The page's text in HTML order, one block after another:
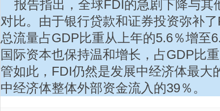
报告指出，全球FDI的急剧下降与其
对比。由于银行贷款和证券投资弥补
总流量占GDP比重从上年的5.6％增至
国际资本也保持温和增长，占GDP比
管如此，FDI仍然是发展中经济体最大
中经济体整体外部资金流入的39％。